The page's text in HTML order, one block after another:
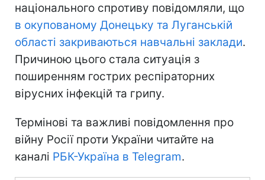
національного спротиву повідомляли, що
в окупованому Донецьку та Луганській
області закриваються навчальні заклади.
Причиною цього стала ситуація з
поширенням гострих респіраторних
вірусних інфекцій та грипу.
Термінові та важливі повідомлення про
війну Росії проти України читайте на
каналі РБК-Україна в Telegram.